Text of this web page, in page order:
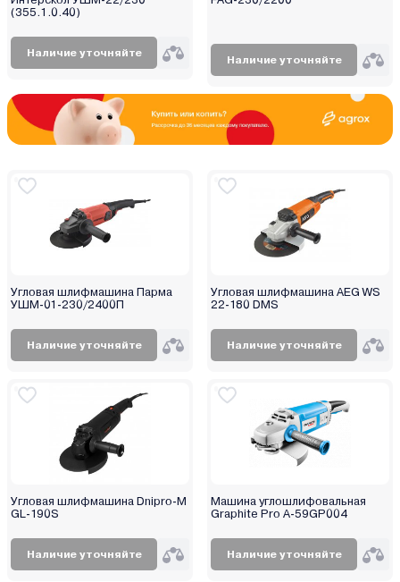
(355.1.0.40)
Наличие уточняйте
Наличие уточняйте
Угловая шлифмашина Парма
УШМ-01-230/2400П
Наличие уточняйте
Угловая шлифмашина AEG WS
22-180 DMS
Наличие уточняйте
Угловая шлифмашина Dnipro-M
GL-190S
Наличие уточняйте
Машина углошлифовальная
Graphite Pro A-59GP004
Наличие уточняйте